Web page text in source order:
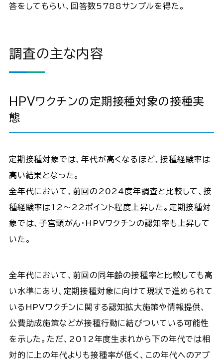
答をしてもらい、回答数5788サンプルを得た。
調査の主な内容
HPVワクチンの定期接種対象の接種実
態
定期接種対象では、年代が高くなるほど、接種経験率は
高い結果となった。
全年代において、前回の2024度年調査と比較して、接
種経験率は12～22ポイント程度上昇した。定期接種対
象では、子宮頸がん・HPVワクチンの認知率も上昇して
いた。
全年代において、前回の同年齢の接種率と比較しても高
い水準にあり、定期接種対象に向けて現状で進められて
いるHPVワクチンに関する認知拡大施策や情報提供、
公費助成施策などが接種行動に結びついている可能性
を示した。ただ、2012年度生まれから下の年代では相
対的に上の年代よりも接種率が低く、この年代へのアプ